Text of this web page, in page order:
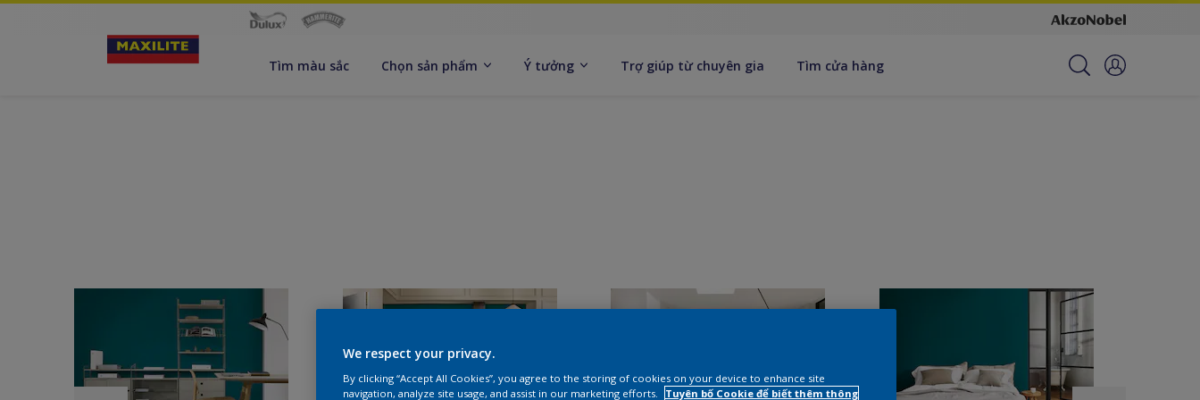
Tìm màu sắc Chọn sản phẩm Ý tưởng Trợ giúp từ chuyên gia Tìm cửa hàng
We respect your privacy.
By clicking “Accept All Cookies”, you agree to the storing of cookies on your device to enhance site
navigation, analyze site usage, and assist in our marketing efforts.
Tuyên bố Cookie để biết thêm thông